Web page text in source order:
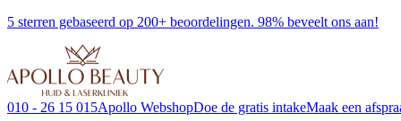
5 sterren gebaseerd op 200+ beoordelingen. 98% beveelt ons aan!
010 - 26 15 015Apollo WebshopDoe de gratis intakeMaak een